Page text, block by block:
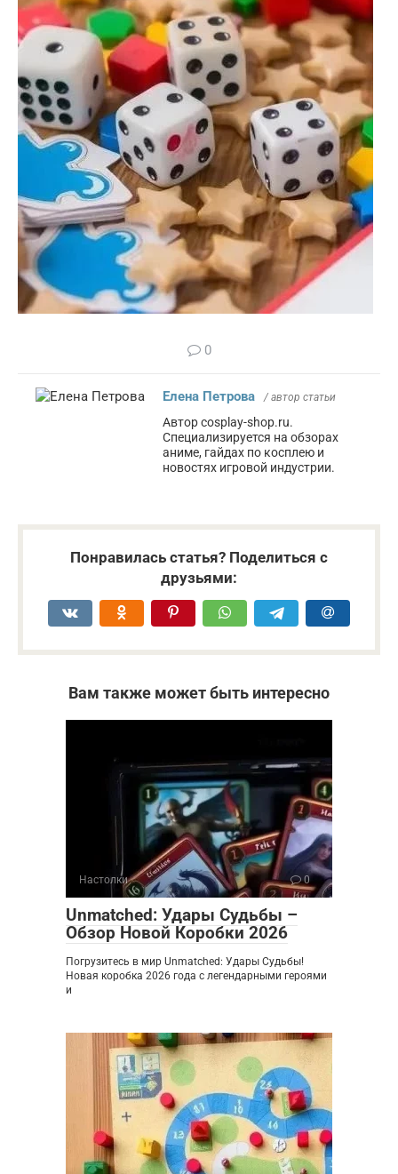
0
Елена Петрова / автор статьи
Автор cosplay-shop.ru.
Специализируется на обзорах
аниме, гайдах по косплею и
новостях игровой индустрии.
Понравилась статья? Поделиться с
друзьями:
Вам также может быть интересно
Настолки 0
Unmatched: Удары Судьбы –
Обзор Новой Коробки 2026
Погрузитесь в мир Unmatched: Удары Судьбы!
Новая коробка 2026 года с легендарными героями
и